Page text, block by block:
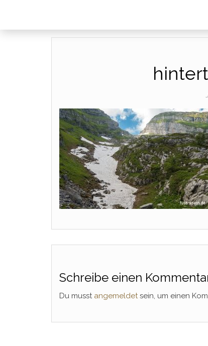
Schreibe einen
Du musst angemeldetsein, um einen